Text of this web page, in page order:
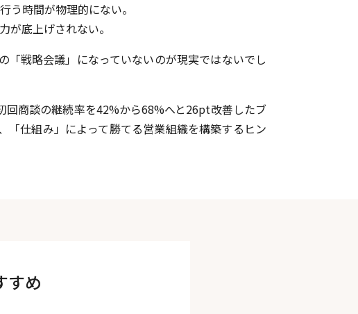
う時間が物理的にない。
が底上げされない。
戦略会議」になっていないのが現実ではないでし
回商談の継続率を42%から68%へと26pt改善したブ
仕組み」によって勝てる営業組織を構築するヒン
すめ